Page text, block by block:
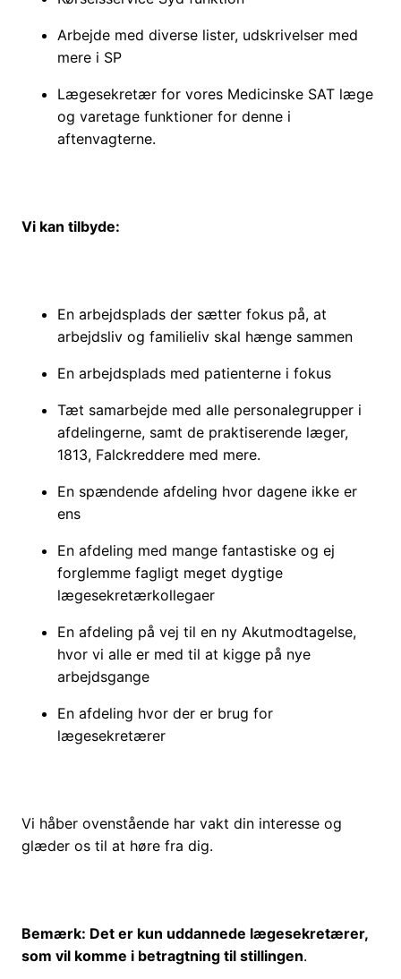
Arbejde med diverse lister, udskrivelser med
mere i SP
Lægesekretær for vores Medicinske SAT læge
og varetage funktioner for denne i
aftenvagterne.
Vi kan tilbyde:
En arbejdsplads der sætter fokus på, at
arbejdsliv og familieliv skal hænge sammen
En arbejdsplads med patienterne i fokus
Tæt samarbejde med alle personalegrupper i
afdelingerne, samt de praktiserende læger,
1813, Falckreddere med mere.
En spændende afdeling hvor dagene ikke er
ens
En afdeling med mange fantastiske og ej
forglemme fagligt meget dygtige
lægesekretærkollegaer
En afdeling på vej til en ny Akutmodtagelse,
hvor vi alle er med til at kigge på nye
arbejdsgange
En afdeling hvor der er brug for
lægesekretærer​
Vi håber ovenstående har vakt din interesse og
glæder os til at høre fra dig.
Bemærk: Det er kun uddannede lægesekretærer,
som vil komme i betragtning til stillingen.